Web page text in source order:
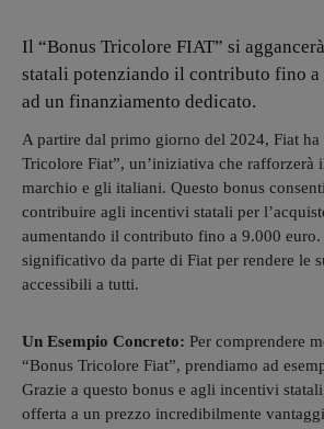
Il “Bonus Tricolore FIAT” si
statali potenziando il contributo fino a
ad un finanziamento dedicato.
A partire dal primo giorno del 2024, Fiat
Tricolore Fiat”, un’iniziativa che rafforzerà
marchio e gli italiani. Questo bonus
contribuire agli incentivi statali per
aumentando il contributo fino a 9.000 euro.
significativo da parte di Fiat per rendere le
accessibili a tutti.
Un Esempio Concreto: Per comprendere
“Bonus Tricolore Fiat”, prendiamo ad
Grazie a questo bonus e agli incentivi
offerta a un prezzo incredibilmente